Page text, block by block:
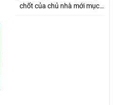
chốt của chủ nhà mới mục